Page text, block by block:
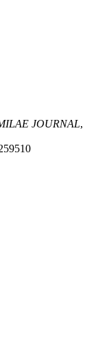
JOURNAL,